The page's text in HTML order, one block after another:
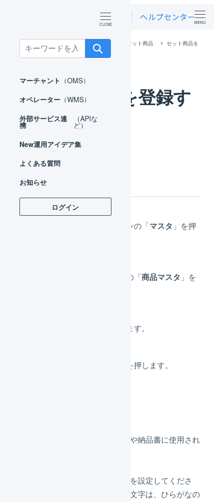
Search
for:
マーチャント （OMS）
オペレーター （WMS）
外部サービス連
携
（APIな
ど）
New運用アイデア集
よくある質問
お知らせ
ログイン
MENU
マーチャント マスタ セット商品
セット商品を
登録する
セット商品を登録す
操作方法
メインナビゲーションの「マスタ 」を押
サブナビゲーションの「商品マスタ 」を
」を押します。
」タブを押します。
ロジレスの画面や納品書に使用され
商品名の読み方を設定してくださ
い。使用できる文字は、ひらがなの